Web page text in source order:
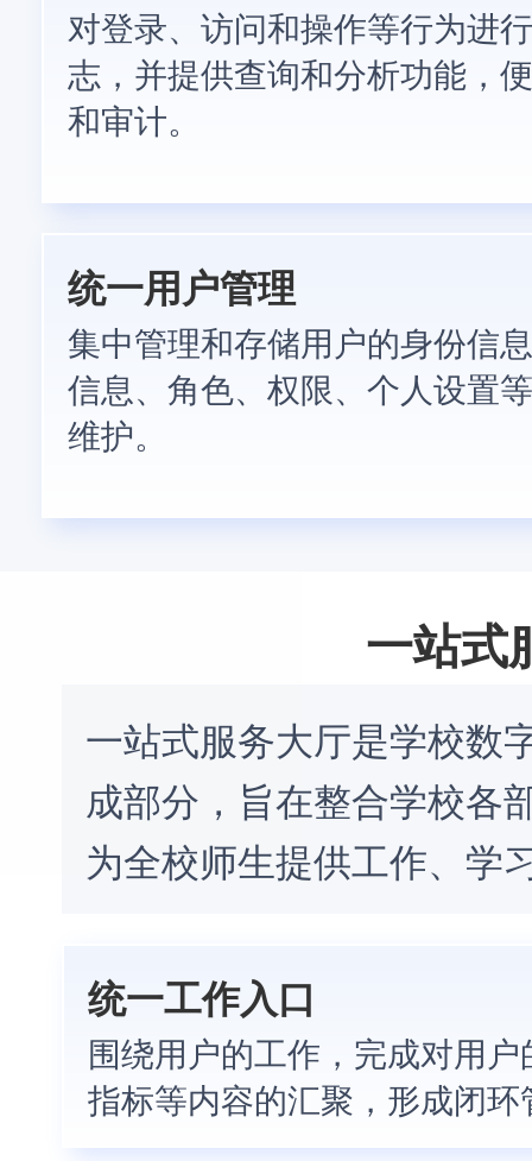
对登录、访问和操作等行为进
志，并提供查询和分析功能，
和审计。
统一用户管理
集中管理和存储用户的身份信
信息、角色、权限、个人设置
维护。
一站式
一站式服务大厅是学校数
成部分，旨在整合学校各
为全校师生提供工作、学
统一工作入口
围绕用户的工作，完成对用
指标等内容的汇聚，形成闭环